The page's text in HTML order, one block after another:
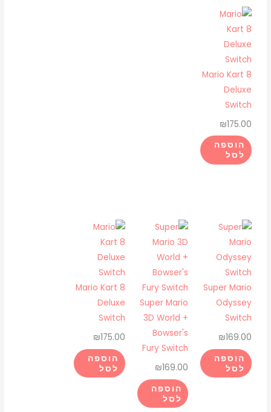
Mario Kart 8
Deluxe
Switch
₪175.00
הוספה
לסל
Super Mario
Odyssey
Switch
₪169.00
הוספה
לסל
Super Mario
3D World +
Bowser's
Fury Switch
₪169.00
הוספה
לסל
Mario Kart 8
Deluxe
Switch
₪175.00
הוספה
לסל